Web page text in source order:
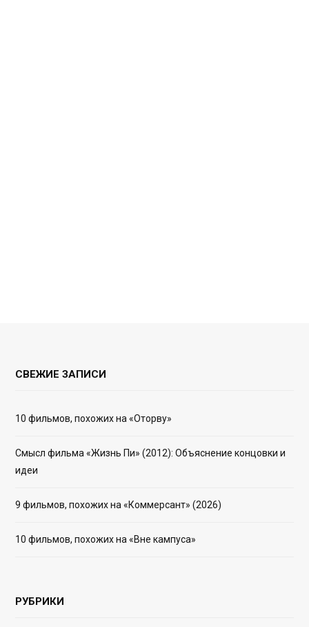
СВЕЖИЕ ЗАПИСИ
10 фильмов, похожих на «Оторву»
Смысл фильма «Жизнь Пи» (2012): Объяснение концовки и
идеи
9 фильмов, похожих на «Коммерсант» (2026)
10 фильмов, похожих на «Вне кампуса»
РУБРИКИ